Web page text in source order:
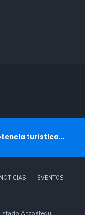
turística...
NOTICIAS EVENTOS
Anzoátegui.